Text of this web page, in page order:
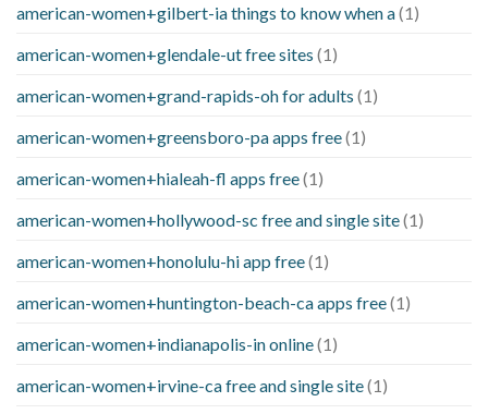
american-women+gilbert-ia things to know when a(1)
american-women+glendale-ut free sites (1)
american-women+grand-rapids-oh for adults (1)
american-women+greensboro-pa apps free(1)
american-women+hialeah-fl apps free(1)
american-women+hollywood-sc free and single site(1)
american-women+honolulu-hi app free(1)
american-women+huntington-beach-ca apps free(1)
american-women+indianapolis-in online(1)
american-women+irvine-ca free and single site(1)